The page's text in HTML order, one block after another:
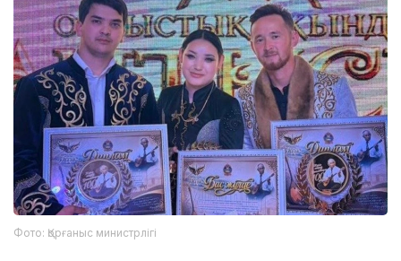
Фото: Қорғаныс министрлігі